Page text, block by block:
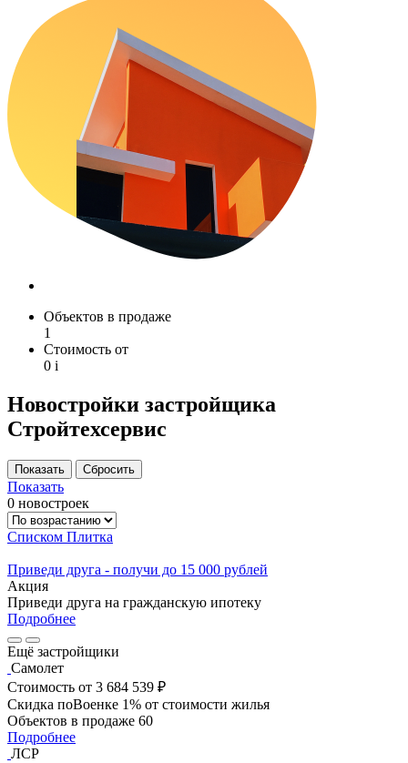
Объектов в продаже
1
Стоимость от
0 i
Новостройки застройщика
Стройтехсервис
Показать
0 новостроек
Списком Плитка
Приведи друга - получи до 15 000 рублей
Акция
Приведи друга на гражданскую ипотеку
Подробнее
Ещё застройщики
Самолет
Стоимость от 3 684 539 ₽
Скидка поВоенке 1% от стоимости жилья
Объектов в продаже 60
Подробнее
ЛСР